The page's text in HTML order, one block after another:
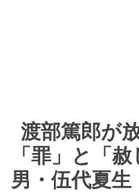
渡部篤郎が
「罪」と「
男・伍代夏生